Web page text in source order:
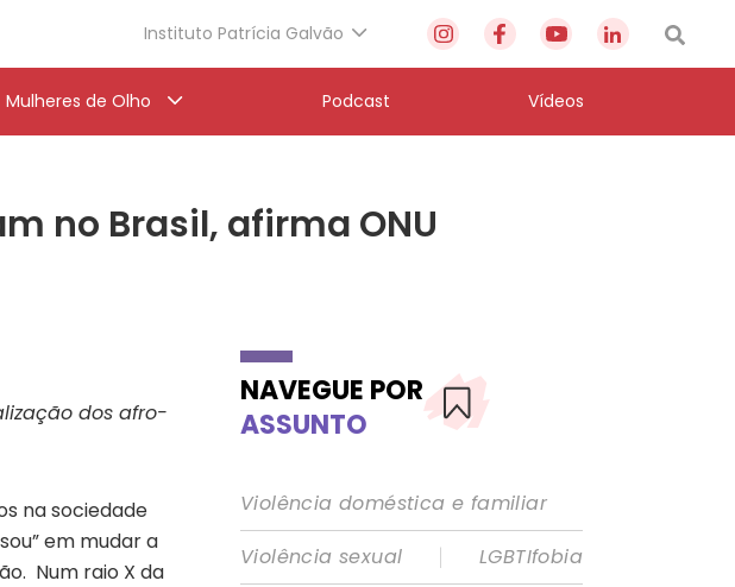
Instituto Patrícia Galvão
Mulheres de Olho Podcast Vídeos
no Brasil, afirma ONU
dos afro-
na sociedade
em mudar a
Num raio X da
NAVEGUE POR
ASSUNTO
Violência doméstica e familiar
Violência sexual
|
LGBTIfobia